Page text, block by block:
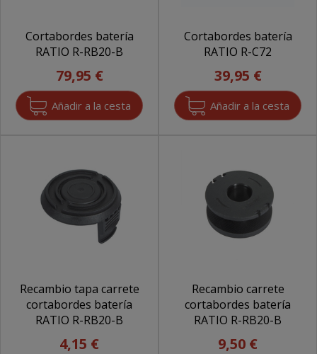
Cortabordes batería
RATIO R-RB20-B
79,95 €
Cortabordes batería
RATIO R-C72
39,95 €
Recambio tapa carrete
cortabordes batería
RATIO R-RB20-B
4,15 €
Recambio carrete
cortabordes batería
RATIO R-RB20-B
9,50 €